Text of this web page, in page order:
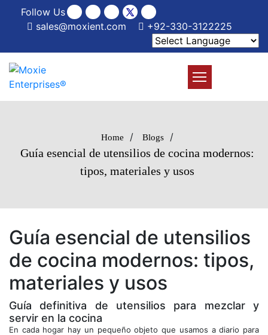
Follow Us
sales@moxient.com
+92-330-3122225
Home / Blogs /
Guía esencial de utensilios de cocina modernos:
tipos, materiales y usos
Guía esencial de utensilios
de cocina modernos: tipos,
materiales y usos
Guía definitiva de utensilios para mezclar y
servir en la cocina
En cada hogar hay un pequeño objeto que usamos a diario para